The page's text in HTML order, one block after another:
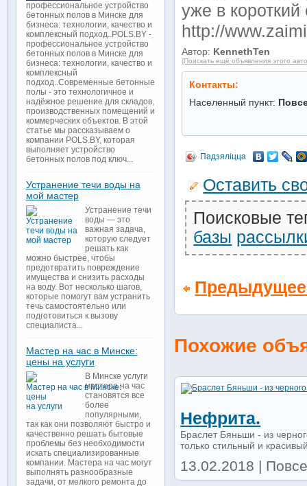
уже в
http://
Автор: KennethTen
(Поискать ещё объявления этого
Контакты:
Населенный пункт:
Падзяліцца
Оставить
Поисковые
базы
Похожие
Нефрита.
Браслет Бяньши - из
только стильный и
13.02.2018 |
профессиональное устройство
бетонных полов в Минске для
бизнеса: технологии, качество и
комплексный подход..POLS.BY -
профессиональное устройство
бетонных полов в Минске для
бизнеса: технологии, качество и
комплексный
подход..Современные бетонные
полы - это технологичное и
надёжное решение для складов,
производственных помещений и
коммерческих объектов. В этой
статье мы рассказываем о
компании POLS.BY, которая
выполняет устройство
бетонных полов под ключ...
Устранение течи воды на
мой мастер
Устранение течи
воды — это
важная задача,
которую следует
решать как
можно быстрее, чтобы
предотвратить повреждение
имущества и снизить расходы
на воду. Вот несколько шагов,
которые помогут вам устранить
течь самостоятельно или
подготовиться к вызову
специалиста...
Мастер на час в Минске:
цены на услуги
В Минске услуги
мастера на час
становятся все
более
популярными,
так как они позволяют быстро и
качественно решать бытовые
проблемы без необходимости
искать специализированные
компании. Мастера на час могут
выполнять разнообразные
задачи, от мелкого ремонта до